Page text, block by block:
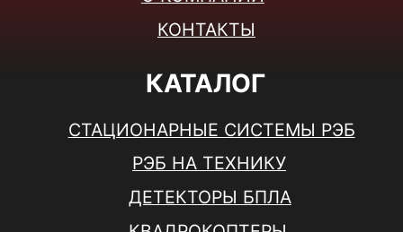
© 2025, ООО "РУСХЕЛТЕХ" Все права защищены.